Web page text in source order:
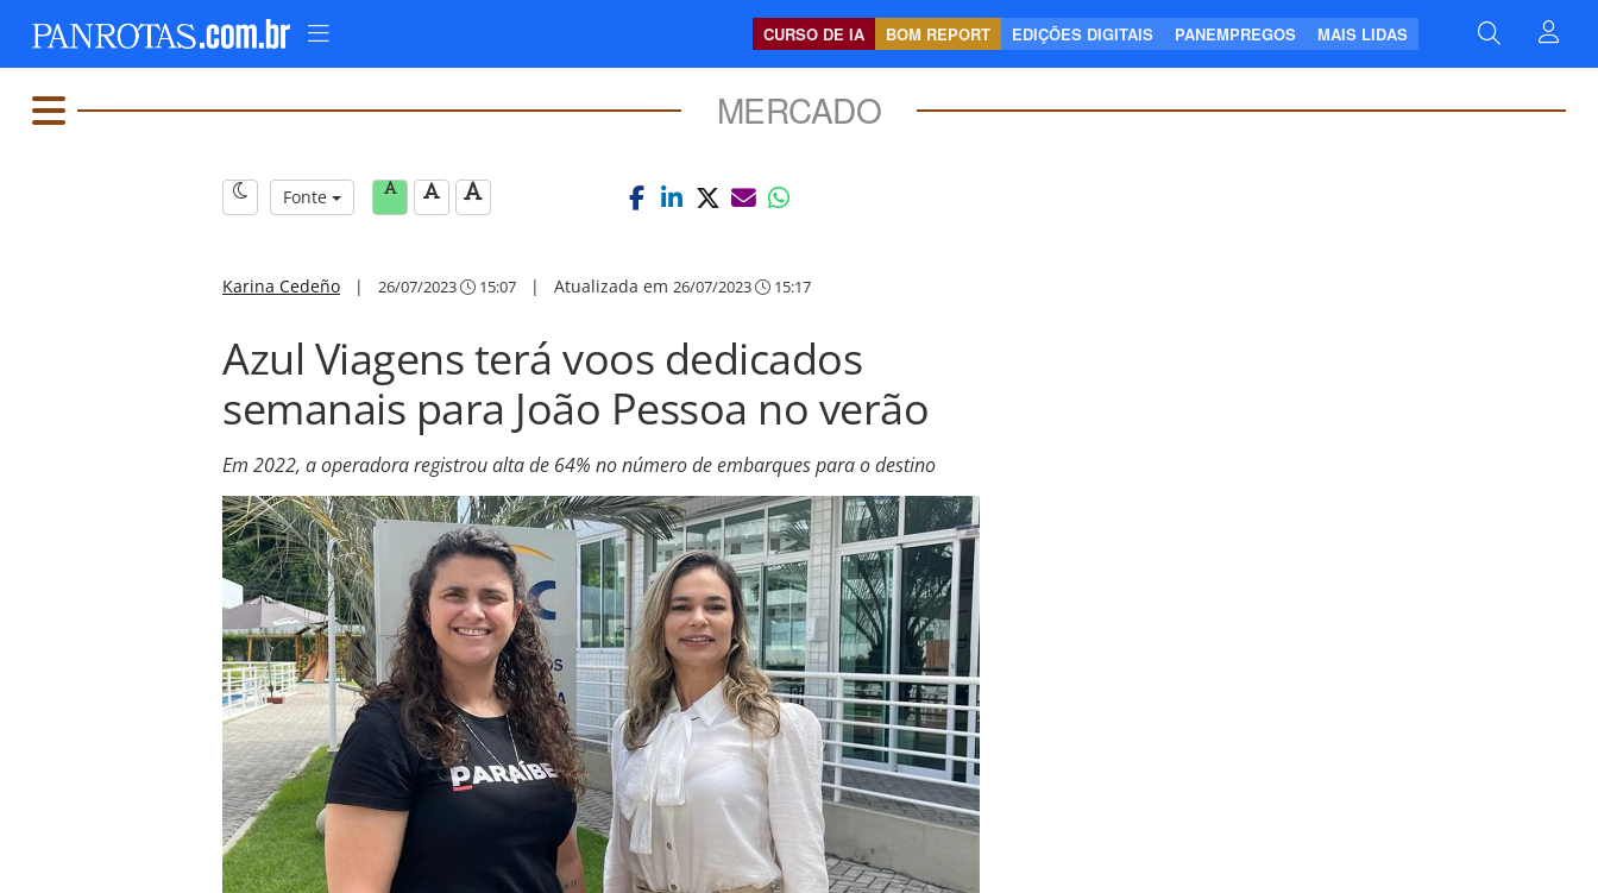
CURSO DE IA BOM REPORT EDIÇÕES DIGITAIS PANEMPREGOS MAIS LIDAS
MERCADO
Fonte
Karina Cedeño | 26/07/2023 15:07 | Atualizada em 26/07/2023 15:17
Azul Viagens terá voos dedicados
semanais para João Pessoa no verão
Em 2022, a operadora registrou alta de 64% no número de embarques para o destino